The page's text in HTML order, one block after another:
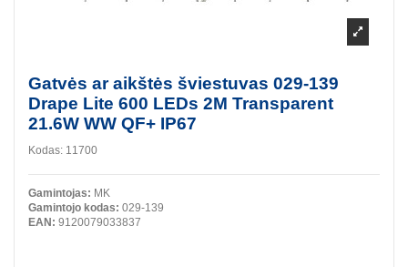
Gatvės ar aikštės šviestuvas 029-139
Drape Lite 600 LEDs 2M Transparent
21.6W WW QF+ IP67
Kodas: 11700
Gamintojas: MK
Gamintojo kodas: 029-139
EAN: 9120079033837